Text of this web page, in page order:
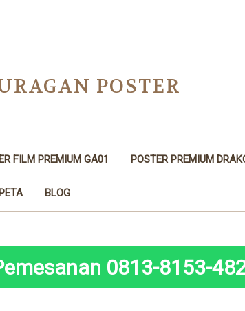
POSTER
FILM PREMIUM GA01 POSTER PREMIUM
BLOG
0813-8153-